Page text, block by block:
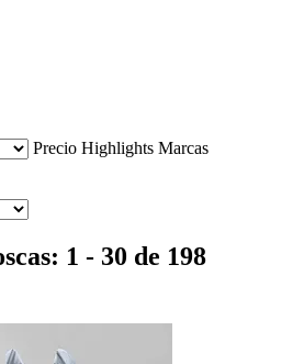
Precio Highlights Marcas
1 - 30 de 198